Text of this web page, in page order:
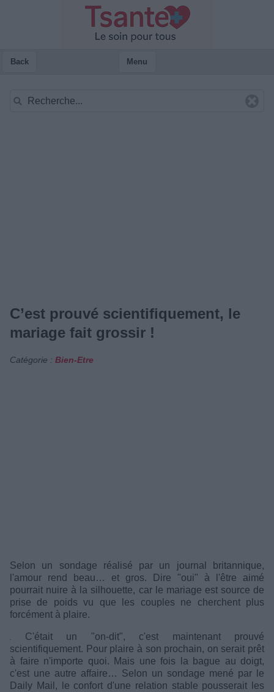
Back Menu
C’est prouvé scientifiquement, le
mariage fait grossir !
Catégorie : Bien-Etre
Selon un sondage réalisé par un journal britannique,
l'amour rend beau… et gros. Dire "oui" à l'être aimé
pourrait nuire à la silhouette, car le mariage est source de
prise de poids vu que les couples ne cherchent plus
forcément à plaire.
C'était un "on-dit", c'est maintenant prouvé
scientifiquement. Pour plaire à son prochain, on serait prêt
à faire n'importe quoi. Mais une fois la bague au doigt,
c'est une autre affaire… Selon un sondage mené par le
Daily Mail, le confort d'une relation stable pousserait les